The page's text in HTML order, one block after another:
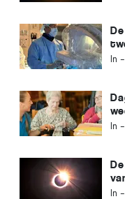
In -
In -
In -